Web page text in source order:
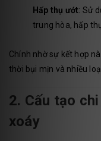
Hấp thụ ướt: Sử
trung hòa, hấp
Chính nhờ sự kết hợp
thời bụi mịn và nhiều
2. Cấu tạo
xoáy